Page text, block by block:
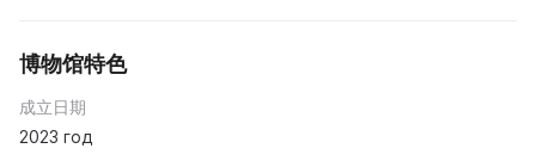
博物馆特色
成立日期
2023 год